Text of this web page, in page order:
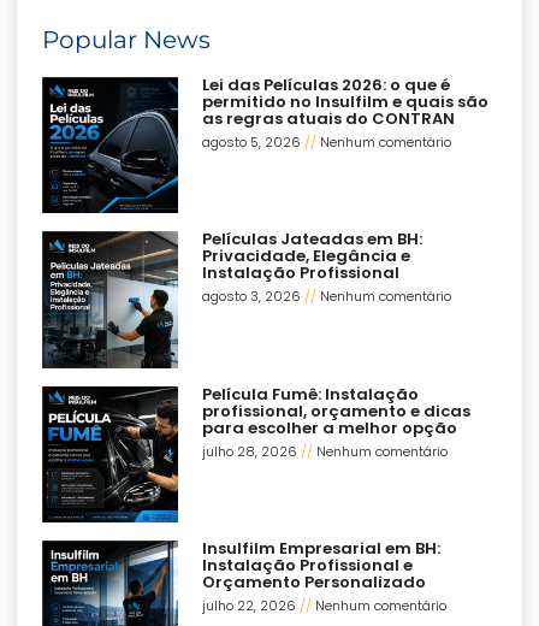
Popular News
Lei das Películas 2026: o que é
permitido no Insulfilm e quais são
as regras atuais do CONTRAN
agosto 5, 2026 Nenhum comentário
Películas Jateadas em BH:
Privacidade, Elegância e
Instalação Profissional
agosto 3, 2026 Nenhum comentário
Película Fumê: Instalação
profissional, orçamento e dicas
para escolher a melhor opção
julho 28, 2026 Nenhum comentário
Insulfilm Empresarial em BH:
Instalação Profissional e
Orçamento Personalizado
julho 22, 2026 Nenhum comentário